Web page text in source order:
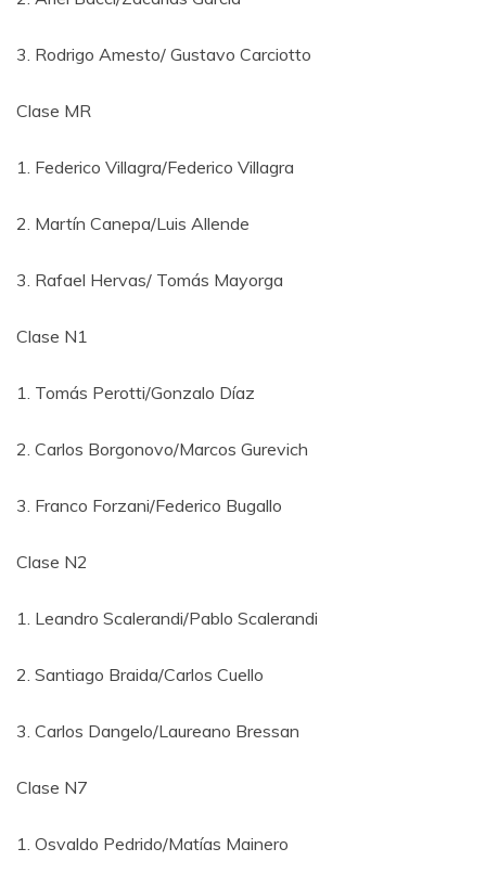
3. Rodrigo Amesto/ Gustavo Carciotto
Clase MR
1. Federico Villagra/Federico Villagra
2. Martín Canepa/Luis Allende
3. Rafael Hervas/ Tomás Mayorga
Clase N1
1. Tomás Perotti/Gonzalo Díaz
2. Carlos Borgonovo/Marcos Gurevich
3. Franco Forzani/Federico Bugallo
Clase N2
1. Leandro Scalerandi/Pablo Scalerandi
2. Santiago Braida/Carlos Cuello
3. Carlos Dangelo/Laureano Bressan
Clase N7
1. Osvaldo Pedrido/Matías Mainero